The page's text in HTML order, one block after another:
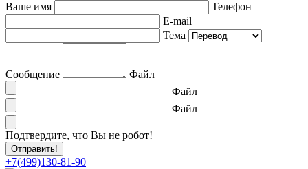
Ваше имя
Телефон
E-mail
Тема
Сообщение
Файл
Файл
Файл
Подтвердите, что Вы не робот!
+7(499)130-81-90